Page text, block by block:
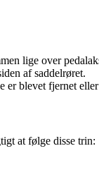
lige over
af saddelrøret.
er blevet fjernet
at følge disse trin: